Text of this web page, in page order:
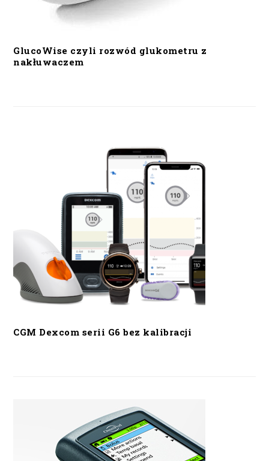
GlucoWise czyli rozwód glukometru z
nakłuwaczem
CGM Dexcom serii G6 bez kalibracji